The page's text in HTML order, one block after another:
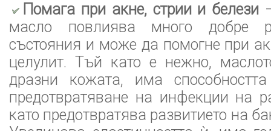
Помага при акне, стрии и белези
масло повлиява много добре
състояния и може да помогне при
целулит. Тъй като е нежно,
дразни кожата, има
предотвратяване на инфекции на
като предотвратява развитието на